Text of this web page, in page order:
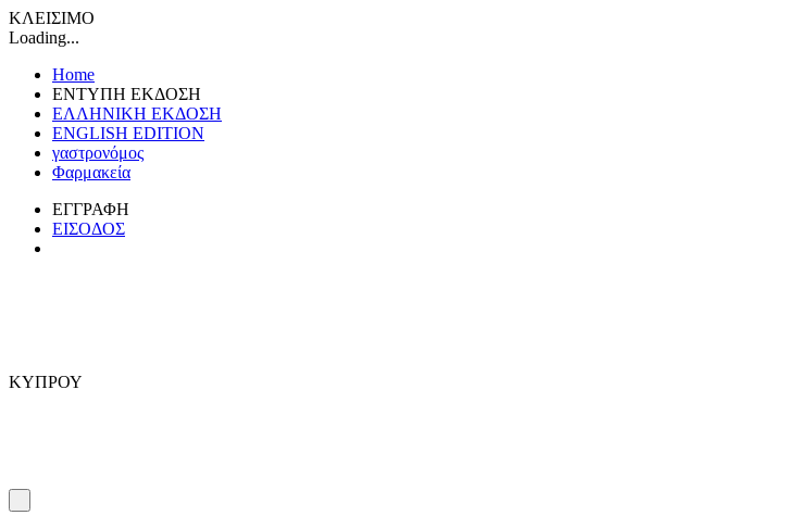
ΚΛΕΙΣΙΜΟ
Loading...
Home
ΕΝΤΥΠΗ ΕΚΔΟΣΗ
ΕΛΛΗΝΙΚΗ ΕΚΔΟΣΗ
ENGLISH EDITION
γαστρονόμος
Φαρμακεία
ΕΓΓΡΑΦΗ
ΕΙΣΟΔΟΣ
ΚΥΠΡΟΥ